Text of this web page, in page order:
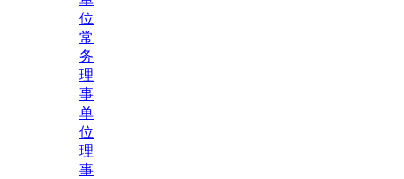
位
常
务
理
事
单
位
理
事